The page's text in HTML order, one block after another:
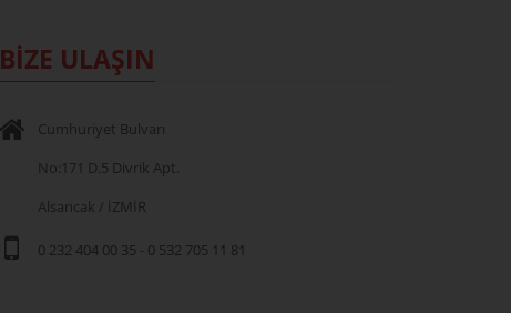
BİZE ULAŞIN
Cumhuriyet Bulvarı
No:171 D.5 Divrik Apt.
Alsancak / İZMİR
0 232 404 00 35 - 0 532 705 11 81